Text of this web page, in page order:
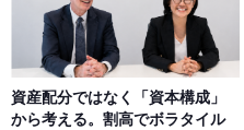
資産配分ではなく「資本構成」
から考える。割高でボラタイル